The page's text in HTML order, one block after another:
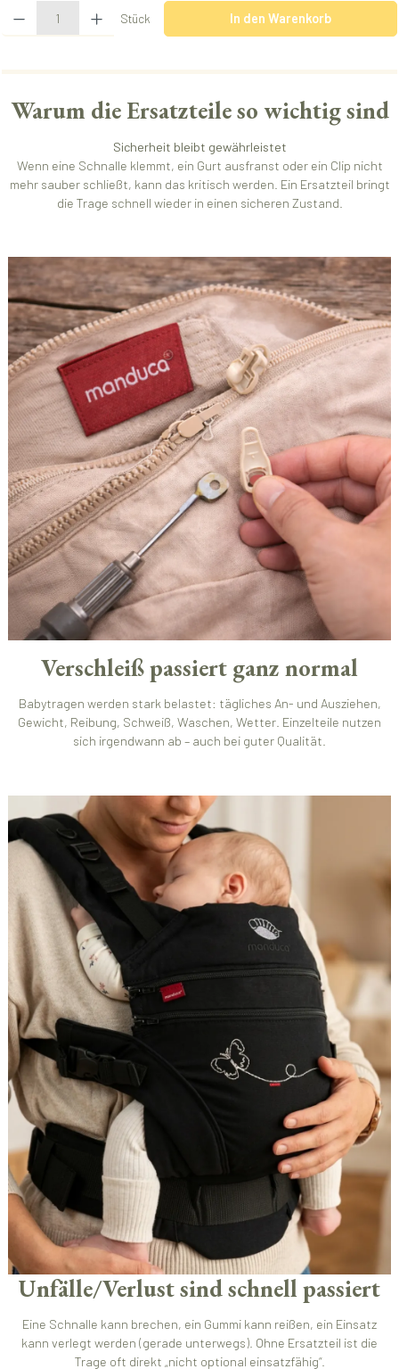
Produkt Anzahl: Gib den gewünschten Wert ein oder benutze die
Stück In den Warenkorb
Warum die Ersatzteile so wichtig sind
Sicherheit bleibt gewährleistet
Wenn eine Schnalle klemmt, ein Gurt ausfranst oder ein Clip nicht
mehr sauber schließt, kann das kritisch werden. Ein Ersatzteil bringt
die Trage schnell wieder in einen sicheren Zustand.
Verschleiß passiert ganz normal
Babytragen werden stark belastet: tägliches An- und Ausziehen,
Gewicht, Reibung, Schweiß, Waschen, Wetter. Einzelteile nutzen
sich irgendwann ab – auch bei guter Qualität.
Unfälle/Verlust sind schnell passiert
Eine Schnalle kann brechen, ein Gummi kann reißen, ein Einsatz
kann verlegt werden (gerade unterwegs). Ohne Ersatzteil ist die
Trage oft direkt „nicht optional einsatzfähig“.